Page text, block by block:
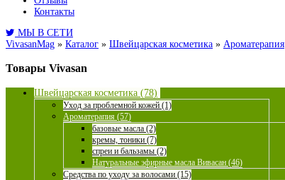
Контакты
МЫ В СЕТИ
VivasanMag » Каталог » Швейцарская косметика » Ароматерапия
Товары Vivasan
Швейцарская косметика (78)
Уход за проблемной кожей (1)
Ароматерапия (57)
базовые масла (2)
кремы, тоники (7)
спреи и бальзамы (2)
Натуральные эфирные масла Вивасан (46)
Средства по уходу за волосами (15)